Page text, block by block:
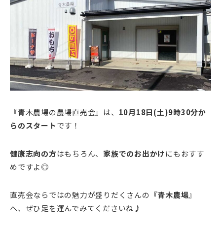
『青木農場の農場直売会』は、 10月18日(土)9時30分か
らのスタートです！
健康志向の方はもちろん、 家族でのお出かけにもおすす
めですよ◎
直売会ならではの魅力が盛りだくさんの 『青木農場』
へ、ぜひ足を運んでみてくださいね♪